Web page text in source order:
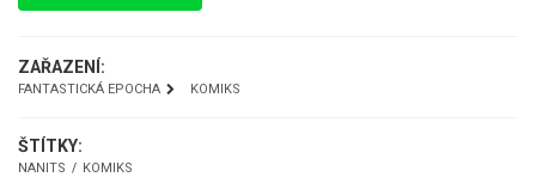
ZAŘAZENÍ:
FANTASTICKÁ EPOCHA KOMIKS
ŠTÍTKY:
NANITS KOMIKS